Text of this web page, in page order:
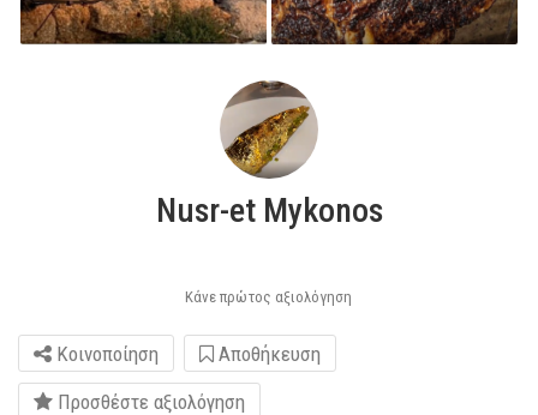
Nusr-et Mykonos
Κάνε πρώτος αξιολόγηση
Κοινοποίηση
Αποθήκευση
Προσθέστε αξιολόγηση